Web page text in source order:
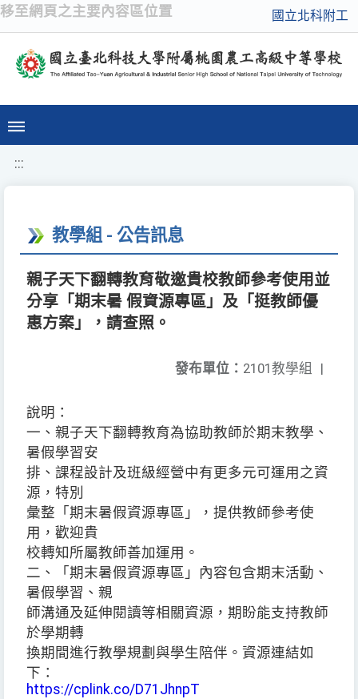
移至網頁之主要內容區位置 國立北科附工
:::
教學組 - 公告訊息
親子天下翻轉教育敬邀貴校教師參考使用並
分享「期末暑 假資源專區」及「挺教師優
惠方案」，請查照。
發布單位： 2101教學組 |
說明：
一、親子天下翻轉教育為協助教師於期末教學、
暑假學習安
排、課程設計及班級經營中有更多元可運用之資
源，特別
彙整「期末暑假資源專區」，提供教師參考使
用，歡迎貴
校轉知所屬教師善加運用。
二、「期末暑假資源專區」內容包含期末活動、
暑假學習、親
師溝通及延伸閱讀等相關資源，期盼能支持教師
於學期轉
換期間進行教學規劃與學生陪伴。資源連結如
下：
https://cplink.co/D71JhnpT